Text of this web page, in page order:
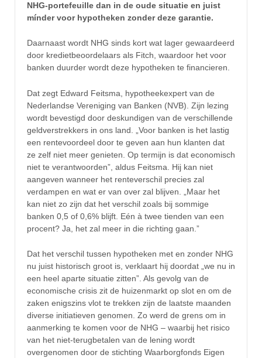
NHG-portefeuille dan in de oude situatie en juist
mínder voor hypotheken zonder deze garantie.
Daarnaast wordt NHG sinds kort wat lager gewaardeerd
door kredietbeoordelaars als Fitch, waardoor het voor
banken duurder wordt deze hypotheken te financieren.
Dat zegt Edward Feitsma, hypotheekexpert van de
Nederlandse Vereniging van Banken (NVB). Zijn lezing
wordt bevestigd door deskundigen van de verschillende
geldverstrekkers in ons land. „Voor banken is het lastig
een rentevoordeel door te geven aan hun klanten dat
ze zelf niet meer genieten. Op termijn is dat economisch
niet te verantwoorden”, aldus Feitsma. Hij kan niet
aangeven wanneer het renteverschil precies zal
verdampen en wat er van over zal blijven. „Maar het
kan niet zo zijn dat het verschil zoals bij sommige
banken 0,5 of 0,6% blijft. Eén à twee tienden van een
procent? Ja, het zal meer in die richting gaan.”
Dat het verschil tussen hypotheken met en zonder NHG
nu juist historisch groot is, verklaart hij doordat „we nu in
een heel aparte situatie zitten”. Als gevolg van de
economische crisis zit de huizenmarkt op slot en om de
zaken enigszins vlot te trekken zijn de laatste maanden
diverse initiatieven genomen. Zo werd de grens om in
aanmerking te komen voor de NHG – waarbij het risico
van het niet-terugbetalen van de lening wordt
overgenomen door de stichting Waarborgfonds Eigen